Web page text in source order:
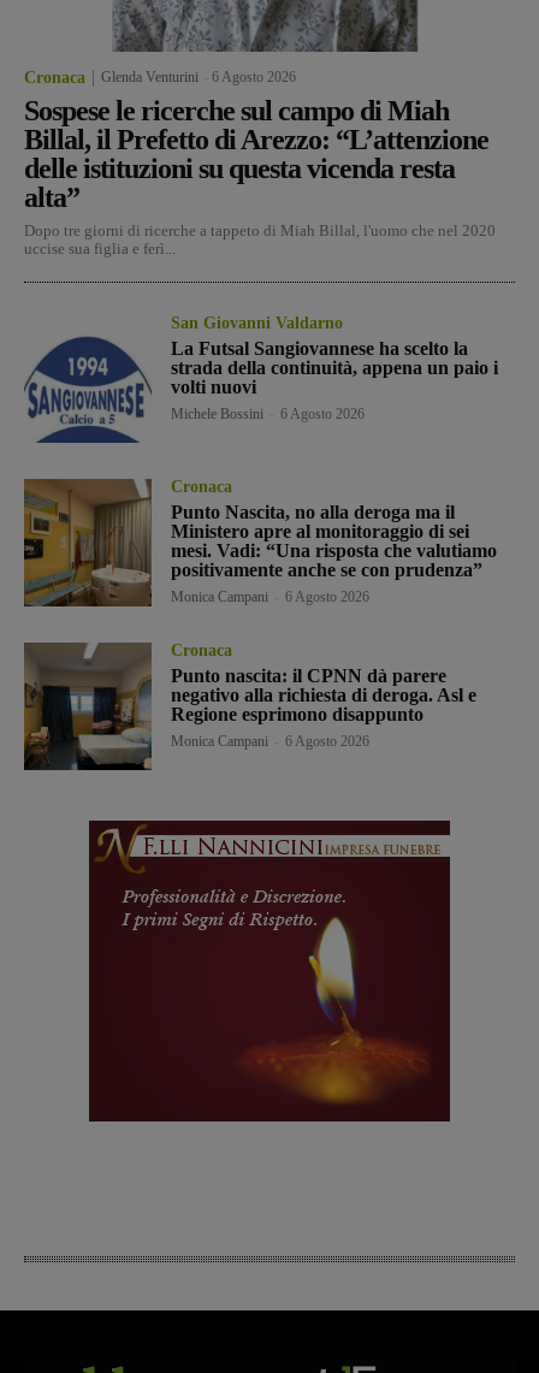
Cronaca Glenda Venturini 6 Agosto 2026
Sospese le ricerche sul campo di Miah
Billal, il Prefetto di Arezzo: “L’attenzione
delle istituzioni su questa vicenda resta
alta”
Dopo tre giorni di ricerche a tappeto di Miah Billal, l'uomo che nel 2020
uccise sua figlia e ferì...
San Giovanni Valdarno
La Futsal Sangiovannese ha scelto la
strada della continuità, appena un paio i
volti nuovi
Michele Bossini 6 Agosto 2026
Cronaca
Punto Nascita, no alla deroga ma il
Ministero apre al monitoraggio di sei
mesi. Vadi: “Una risposta che valutiamo
positivamente anche se con prudenza”
Monica Campani 6 Agosto 2026
Cronaca
Punto nascita: il CPNN dà parere
negativo alla richiesta di deroga. Asl e
Regione esprimono disappunto
Monica Campani 6 Agosto 2026